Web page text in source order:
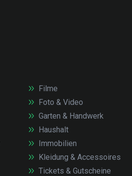
Filme
Foto & Video
Garten & Handwerk
Haushalt
Immobilien
Kleidung & Accessoires
Tickets & Gutscheine